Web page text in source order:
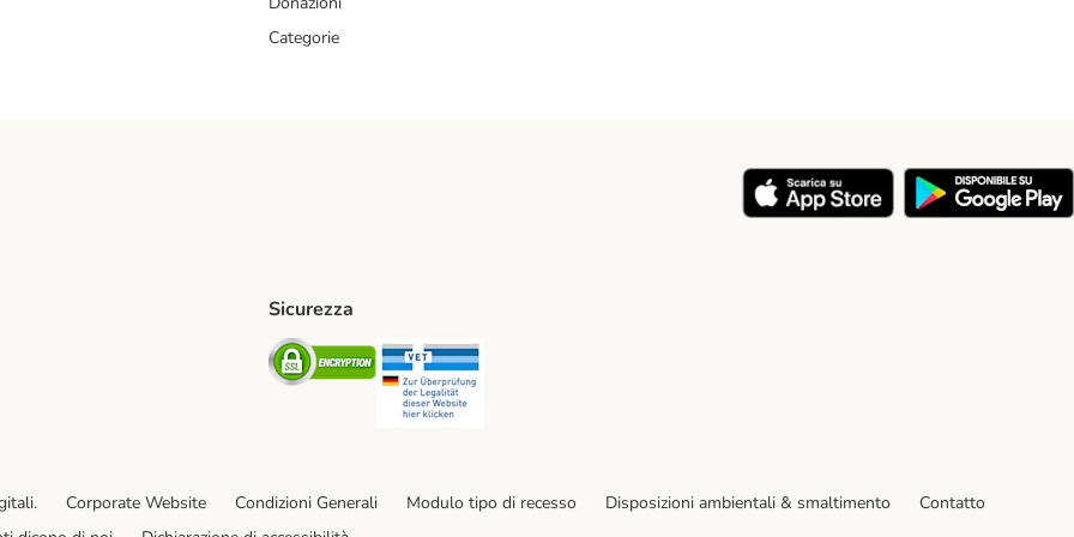
Categorie
Method
Shipping Method
Sicurezza
Security
Corporate Website Condizioni Generali Modulo tipo di recesso Disposizioni ambientali & smaltimento
Contatto